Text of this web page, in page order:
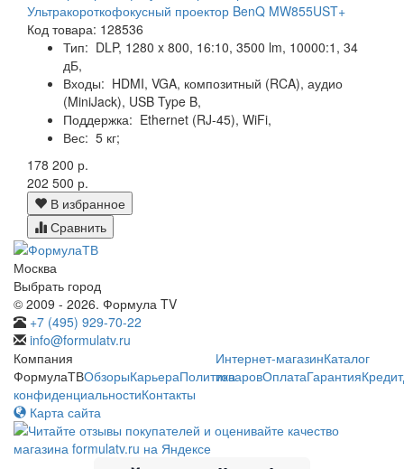
Ультракороткофокусный проектор BenQ MW855UST+
Код товара: 128536
Тип: DLP, 1280 x 800, 16:10, 3500 lm, 10000:1, 34
дБ,
Входы: HDMI, VGA, композитный (RCA), аудио
(MiniJack), USB Type B,
Поддержка: Ethernet (RJ-45), WiFi,
Вес: 5 кг;
178 200 р.
202 500 р.
В избранное
Сравнить
Москва
Выбрать город
© 2009 - 2026. Формула TV
+7 (495) 929-70-22
info@formulatv.ru
Компания
ФормулаТВОбзорыКарьераПолитика
конфиденциальностиКонтакты
Интернет-магазинКаталог
товаровОплатаГарантияКредит
Карта сайта